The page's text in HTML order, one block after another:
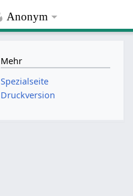
Anonym
Mehr
Spezialseite
Druckversion